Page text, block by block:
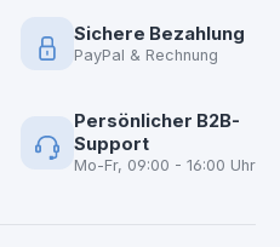
Sichere Bezahlung
PayPal & Rechnung
Persönlicher B2B-
Support
Mo-Fr, 09:00 - 16:00 Uhr